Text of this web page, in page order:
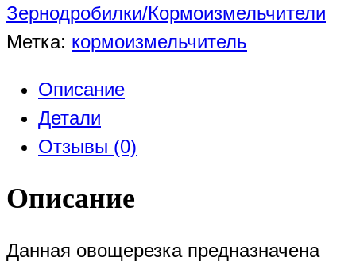
Зернодробилки/Кормоизмельчители
Метка: кормоизмельчитель
Описание
Детали
Отзывы (0)
Описание
Данная овощерезка предназначена